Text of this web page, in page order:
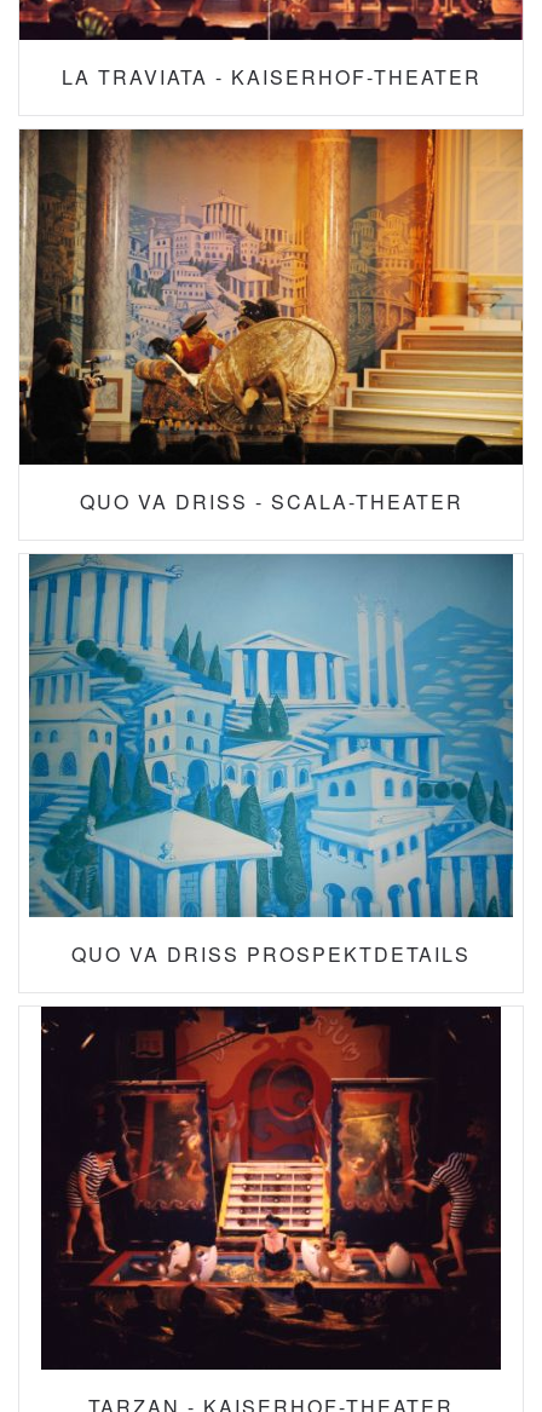
LA TRAVIATA - KAISERHOF-THEATER
QUO VA DRISS - SCALA-THEATER
QUO VA DRISS PROSPEKTDETAILS